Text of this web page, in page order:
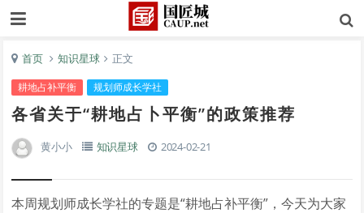
首页 知识星球 正文
耕地占补平衡 规划师成长学社
各省关于“耕地占卜平衡”的政策推荐
黄小小 知识星球 2024-02-21
本周规划师成长学社的专题是“耕地占补平衡”，今天为大家